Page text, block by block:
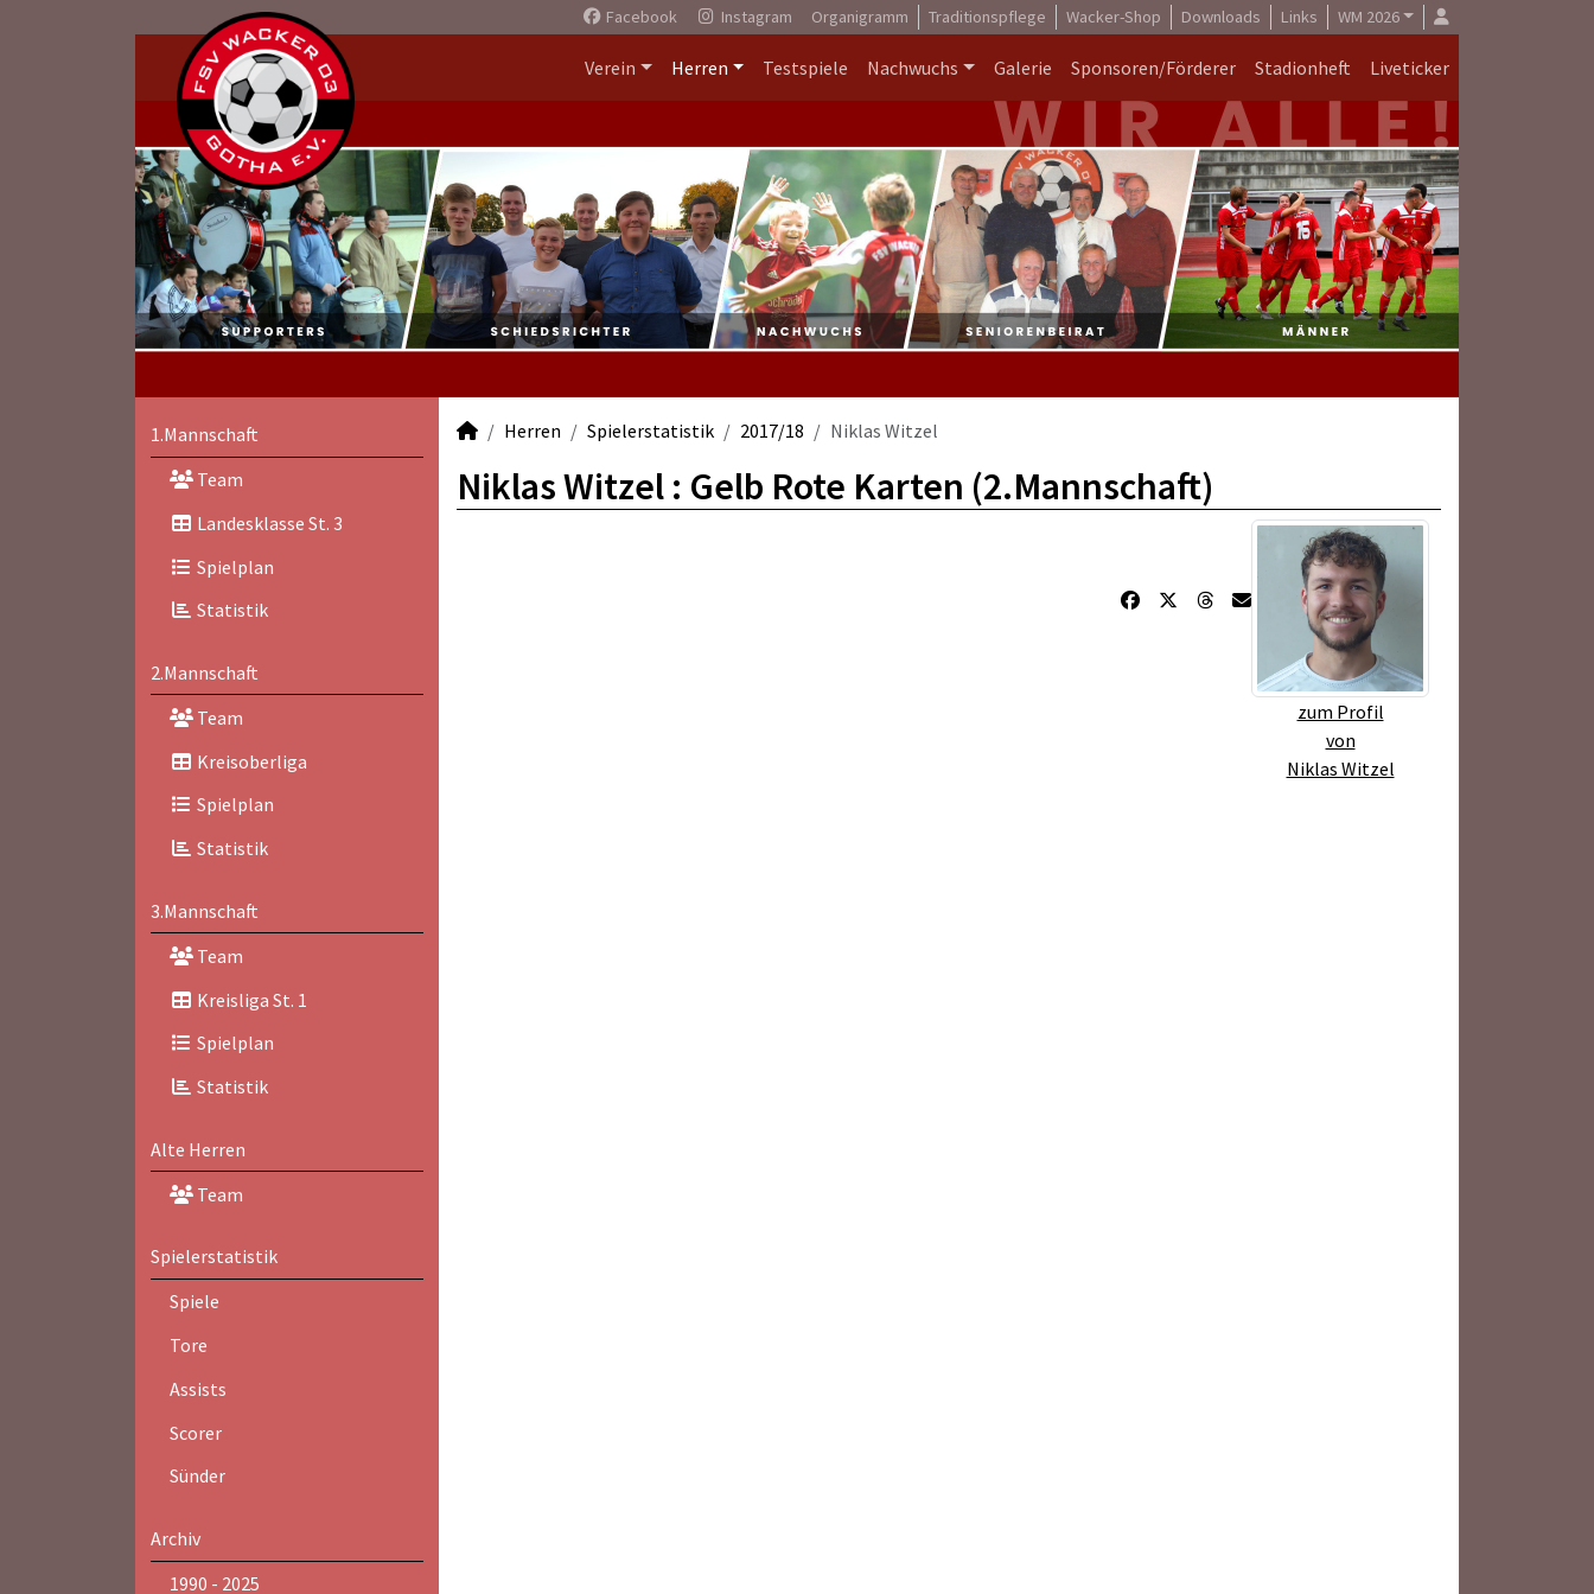
Facebook Instagram Organigramm Traditionspflege Wacker-Shop Downloads Links WM 2026
Verein Herren Testspiele Nachwuchs Galerie Sponsoren/Förderer Stadionheft Liveticker
1.Mannschaft
Team
Landesklasse St. 3
Spielplan
Statistik
2.Mannschaft
Team
Kreisoberliga
Spielplan
Statistik
3.Mannschaft
Team
Kreisliga St. 1
Spielplan
Statistik
Alte Herren
Team
Spielerstatistik
Spiele
Tore
Assists
Scorer
Sünder
Archiv
1990 - 2025
Herren Spielerstatistik 2017/18 Niklas Witzel
Niklas Witzel : Gelb Rote Karten (2.Mannschaft)
zum Profil
von
Niklas Witzel